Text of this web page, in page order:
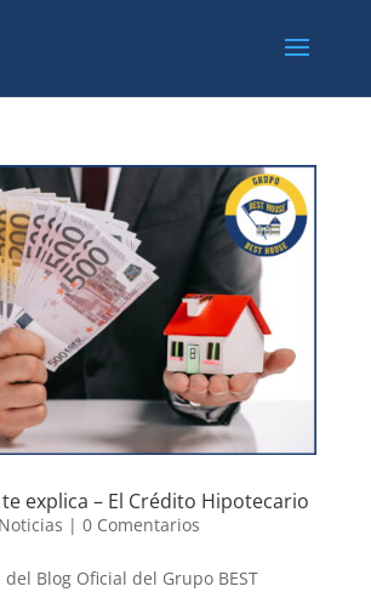
te explica – El Crédito Hipotecario
Noticias | 0 Comentarios
Blog Oficial del Grupo BEST